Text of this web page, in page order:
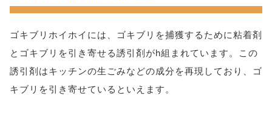
ゴキブリホイホイには、ゴキブリを捕獲するために粘着剤
とゴキブリを引き寄せる誘引剤がh組まれています。この
誘引剤はキッチンの生ごみなどの成分を再現しており、ゴ
キブリを引き寄せているといえます。